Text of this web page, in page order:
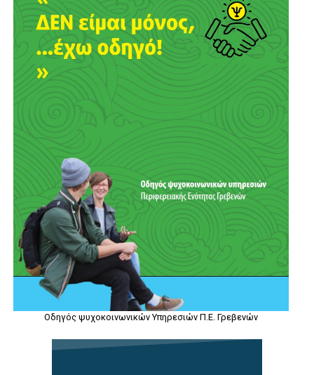
Οδηγός ψυχοκοινωνικών Υπηρεσιών Π.Ε. Γρεβενών